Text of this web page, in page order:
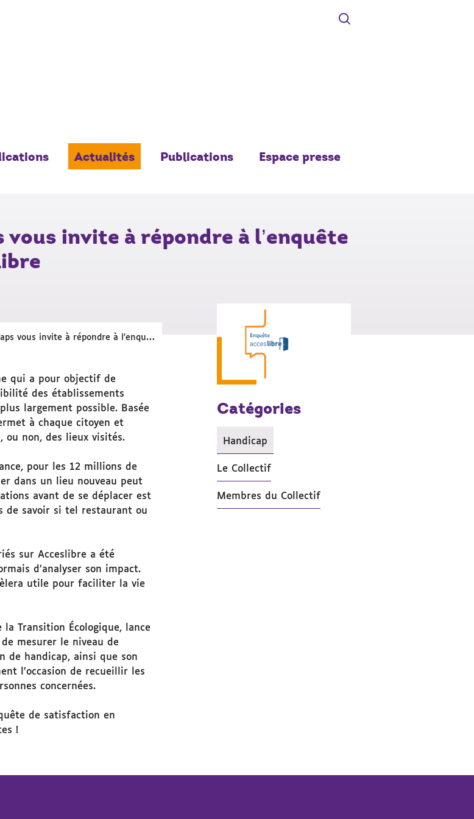
Actualités
Publications Espace presse
invite à répondre à l’enquête
à répondre à l’enquête de satisfaction Acceslibre
Catégories
Handicap
- Actif
Le Collectif
Membres du Collectif
qui a pour objectif de
des établissements
largement possible. Basée
à chaque citoyen et
ou non, des lieux visités.
pour les 12 millions de
dans un lieu nouveau peut
avant de se déplacer est
de savoir si tel restaurant ou
sur Acceslibre a été
d’analyser son impact.
utile pour faciliter la vie
Transition Écologique, lance
mesurer le niveau de
handicap, ainsi que son
l’occasion de recueillir les
concernées.
de satisfaction en
!